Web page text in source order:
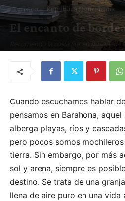
Turisteo República Dominicana
El encanto de
Recorriendo la costa Sur en búsqueda
Cuando escuchamos hablar
pensamos en Barahona,
alberga playas, ríos y
pero pocos somos
tierra. Sin embargo, por más
sol y arena, siempre es
destino. Se trata de una
llena de aire puro en una vida